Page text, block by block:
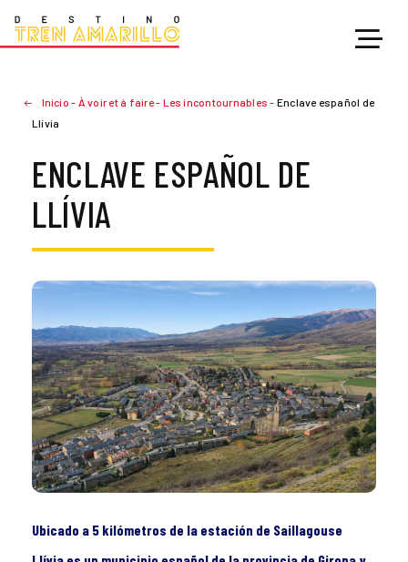
Inicio - À voir et à faire- Les incontournables - Enclave español de
Llívia
ENCLAVE ESPAÑOL DE
LLÍVIA
Ubicado a 5 kilómetros de la estación de Saillagouse